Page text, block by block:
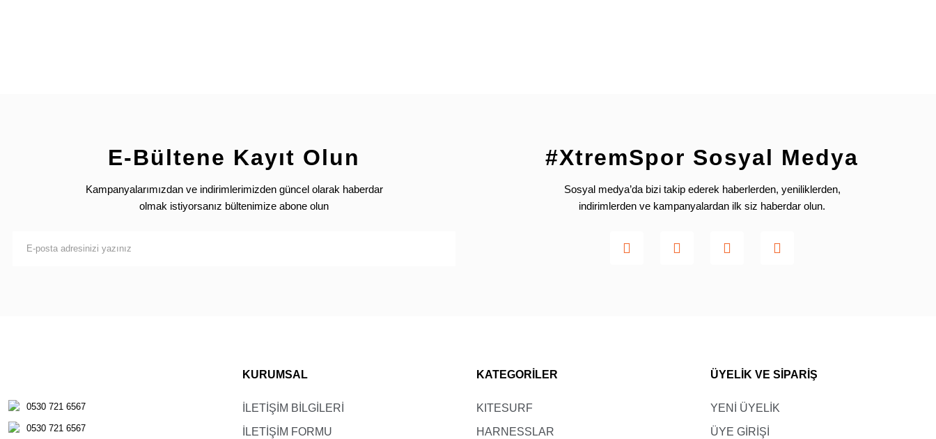
E-Bültene Kayıt Olun
Kampanyalarımızdan ve indirimlerimizden güncel olarak haberdar
olmak istiyorsanız bültenimize abone olun
#XtremSpor Sosyal Medya
Sosyal medya’da bizi takip ederek haberlerden, yeniliklerden,
indirimlerden ve kampanyalardan ilk siz haberdar olun.
0530 721 6567
0530 721 6567
KURUMSAL
İLETİŞİM BİLGİLERİ
İLETİŞİM FORMU
KATEGORİLER
KITESURF
HARNESSLAR
ÜYELİK VE SİPARİŞ
YENİ ÜYELİK
ÜYE GİRİŞİ